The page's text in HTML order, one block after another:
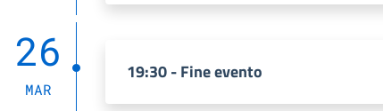
26
MAR
19:30 - Fine evento